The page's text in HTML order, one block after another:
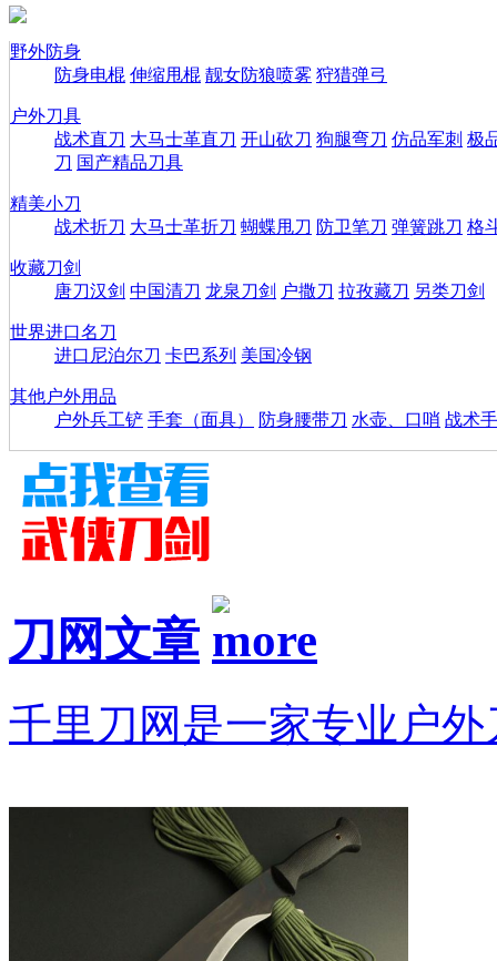
野外防身
防身电棍 伸缩甩棍 靓女防狼喷雾 狩猎弹弓
户外刀具
战术直刀 大马士革直刀 开山砍刀 狗腿弯刀 仿品军刺 极
刀 国产精品刀具
精美小刀
战术折刀 大马士革折刀 蝴蝶甩刀 防卫笔刀 弹簧跳刀 格
收藏刀剑
唐刀汉剑 中国清刀 龙泉刀剑 户撒刀 拉孜藏刀 另类刀剑
世界进口名刀
进口尼泊尔刀 卡巴系列 美国冷钢
其他户外用品
户外兵工铲 手套（面具） 防身腰带刀 水壶、口哨 战术
刀网文章
千里刀网是一家专业户